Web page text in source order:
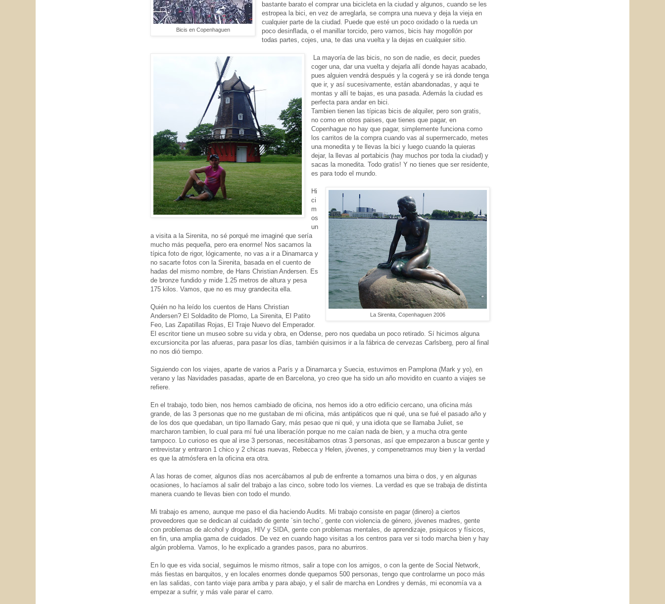
Bicis en Copenhaguen
bastante barato el comprar una bicicleta en la ciudad y algunos, cuando se les
estropea la bici, en vez de arreglarla, se compra una nueva y deja la vieja en
cualquier parte de la ciudad. Puede que esté un poco oxidado o la rueda un
poco desinflada, o el manillar torcido, pero vamos, bicis hay mogollón por
todas partes, cojes, una, te das una vuelta y la dejas en cualquier sitio.
La mayoría de las bicis, no son de nadie, es decir, puedes
coger una, dar una vuelta y dejarla allí donde hayas acabado,
pues alguien vendrá después y la cogerá y se irá donde tenga
que ir, y así sucesivamente, están abandonadas, y aqui te
montas y allí te bajas, es una pasada. Además la ciudad es
perfecta para andar en bici.
Tambien tienen las típicas bicis de alquiler, pero son gratis,
no como en otros paises, que tienes que pagar, en
Copenhague no hay que pagar, simplemente funciona como
los carritos de la compra cuando vas al supermercado, metes
una monedita y te llevas la bici y luego cuando la quieras
dejar, la llevas al portabicis (hay muchos por toda la ciudad) y
sacas la monedita. Todo gratis! Y no tienes que ser residente,
es para todo el mundo.
La Sirenita, Copenhaguen 2006
Hi
ci
m
os
un
a visita a la Sirenita, no sé porqué me imaginé que sería
mucho más pequeña, pero era enorme! Nos sacamos la
típica foto de rigor, lógicamente, no vas a ir a Dinamarca y
no sacarte fotos con la Sirenita, basada en el cuento de
hadas del mismo nombre, de Hans Christian Andersen. Es
de bronze fundido y mide 1.25 metros de altura y pesa
175 kilos. Vamos, que no es muy grandecita ella.
Quién no ha leído los cuentos de Hans Christian
Andersen? El Soldadito de Plomo, La Sirenita, El Patito
Feo, Las Zapatillas Rojas, El Traje Nuevo del Emperador.
El escritor tiene un museo sobre su vida y obra, en Odense, pero nos quedaba un poco retirado. Sí hicimos alguna
excursioncita por las afueras, para pasar los días, también quisimos ir a la fábrica de cervezas Carlsberg, pero al final
no nos dió tiempo.
Siguiendo con los viajes, aparte de varios a París y a Dinamarca y Suecia, estuvimos en Pamplona (Mark y yo), en
verano y las Navidades pasadas, aparte de en Barcelona, yo creo que ha sido un año movidito en cuanto a viajes se
refiere.
En el trabajo, todo bien, nos hemos cambiado de oficina, nos hemos ido a otro edificio cercano, una oficina más
grande, de las 3 personas que no me gustaban de mi oficina, más antipáticos que ni qué, una se fué el pasado año y
de los dos que quedaban, un tipo llamado Gary, más pesao que ni qué, y una idiota que se llamaba Juliet, se
marcharon tambien, lo cual para mí fué una liberacíón porque no me caían nada de bien, y a mucha otra gente
tampoco. Lo curioso es que al irse 3 personas, necesitábamos otras 3 personas, así que empezaron a buscar gente y
entrevistar y entraron 1 chico y 2 chicas nuevas, Rebecca y Helen, jóvenes, y compenetramos muy bien y la verdad
es que la atmósfera en la oficina era otra.
A las horas de comer, algunos días nos acercábamos al pub de enfrente a tomarnos una birra o dos, y en algunas
ocasiones, lo hacíamos al salir del trabajo a las cinco, sobre todo los viernes. La verdad es que se trabaja de distinta
manera cuando te llevas bien con todo el mundo.
Mi trabajo es ameno, aunque me paso el dia haciendo Audits. Mi trabajo consiste en pagar (dinero) a ciertos
proveedores que se dedican al cuidado de gente ´sin techo´, gente con violencia de género, jóvenes madres, gente
con problemas de alcohol y drogas, HIV y SIDA, gente con problemas mentales, de aprendizaje, psiquicos y físicos,
en fin, una amplia gama de cuidados. De vez en cuando hago visitas a los centros para ver si todo marcha bien y hay
algún problema. Vamos, lo he explicado a grandes pasos, para no aburriros.
En lo que es vida social, seguimos le mismo ritmos, salir a tope con los amigos, o con la gente de Social Network,
más fiestas en barquitos, y en locales enormes donde quepamos 500 personas, tengo que controlarme un poco más
en las salidas, con tanto viaje para arriba y para abajo, y el salir de marcha en Londres y demás, mi economía va a
empezar a sufrir, y más vale parar el carro.